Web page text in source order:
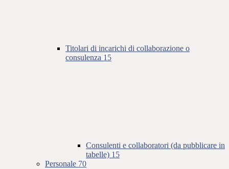
Titolari di incarichi di collaborazione o
consulenza 15
Consulenti e collaboratori (da pubblicare in
tabelle) 15
Personale 70